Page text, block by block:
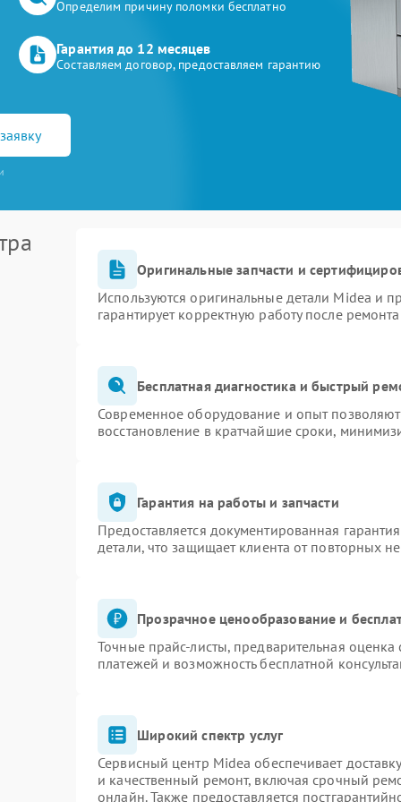
Определим причину поломки бесплатно
Гарантия до 12 месяцев
Составляем договор, предоставляем гарантию
Оригинальные запчасти и
Используются оригинальные детали Midea и
гарантирует корректную работу после
Бесплатная диагностика и быстрый
Современное оборудование и опыт позволяют
восстановление в кратчайшие сроки,
Гарантия на работы и запчасти
Предоставляется документированная
детали, что защищает клиента от повторных
Прозрачное ценообразование и
Точные прайс-листы, предварительная оценка
платежей и возможность бесплатной
Широкий спектр услуг
Сервисный центр Midea обеспечивает
и качественный ремонт, включая срочный
онлайн. Также предоставляется